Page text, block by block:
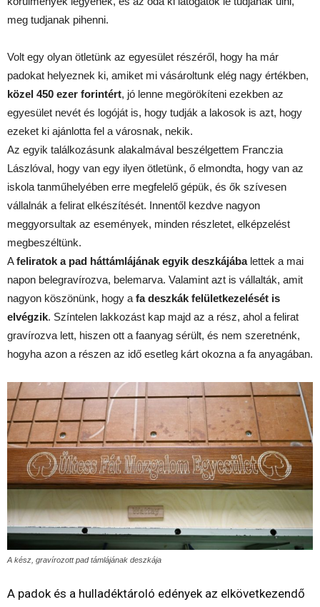
meg tudjanak pihenni.
Volt egy olyan ötletünk az egyesület részéről, hogy ha már
padokat helyeznek ki, amiket mi vásároltunk elég nagy értékben,
közel 450 ezer forintért, jó lenne megörökíteni ezekben az
egyesület nevét és logóját is, hogy tudják a lakosok is azt, hogy
ezeket ki ajánlotta fel a városnak, nekik.
Az egyik találkozásunk alakalmával beszélgettem Franczia
Lászlóval, hogy van egy ilyen ötletünk, ő elmondta, hogy van az
iskola tanműhelyében erre megfelelő gépük, és ők szívesen
vállalnák a felirat elkészítését. Innentől kezdve nagyon
meggyorsultak az események, minden részletet, elképzelést
megbeszéltünk.
Afeliratok a pad háttámlájának egyik deszkájábalettek a mai
napon belegravírozva, belemarva. Valamint azt is vállalták, amit
nagyon köszönünk, hogy a fa deszkák felületkezelését is
elvégzik. Színtelen lakkozást kap majd az a rész, ahol a felirat
gravírozva lett, hiszen ott a faanyag sérült, és nem szeretnénk,
hogyha azon a részen az idő esetleg kárt okozna a fa anyagában.
A kész, gravírozott pad támlájának deszkája
A padok és a hulladéktároló edények az elkövetkezendő